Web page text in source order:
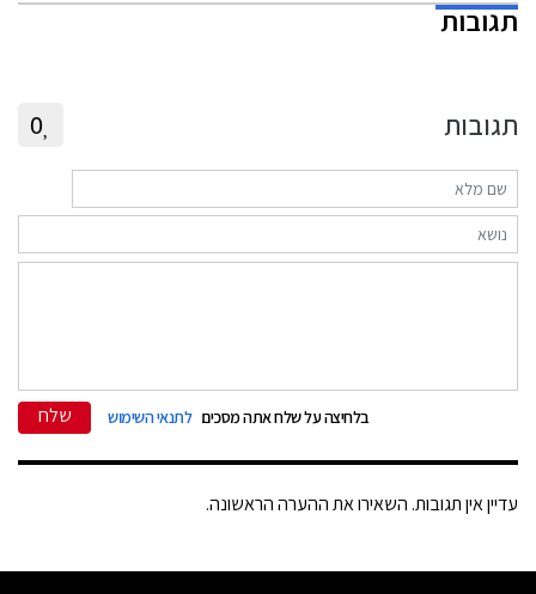
תגובות
תגובות 0
בלחיצה על שלח אתה מסכים לתנאי השימוש שלח
עדיין אין תגובות. השאירו את ההערה הראשונה.